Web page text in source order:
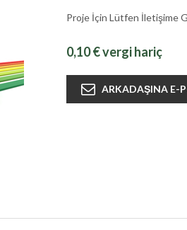
Proje İçin Lütfen İletişime
0,10 € vergi hariç